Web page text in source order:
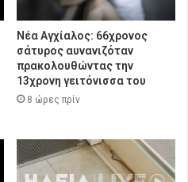
Νέα Αγχίαλος: 66χρονος
σάτυρος αυνανιζόταν
πρακολουθώντας την
13χρονη γειτόνισσα του
8 ώρες πρίν